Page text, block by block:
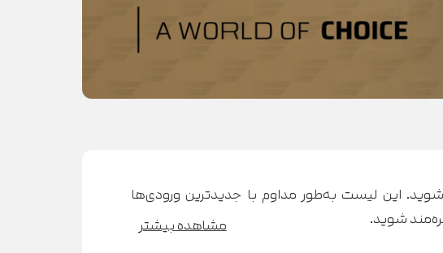
این لیست به‌طور مداوم با جدیدترین ورودی‌ها
شوید.
مشاهده بیشتر